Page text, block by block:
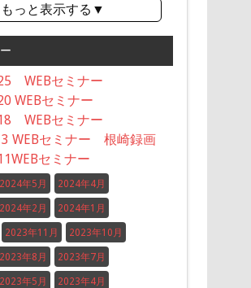
もっと表示する▼
WEBセミナー
WEBセミナー
WEBセミナー
WEBセミナー 根崎録画
セミナー
2024年5月 2024年4月
2024年2月 2024年1月
2023年11月 2023年10月
2023年8月 2023年7月
2023年5月 2023年4月